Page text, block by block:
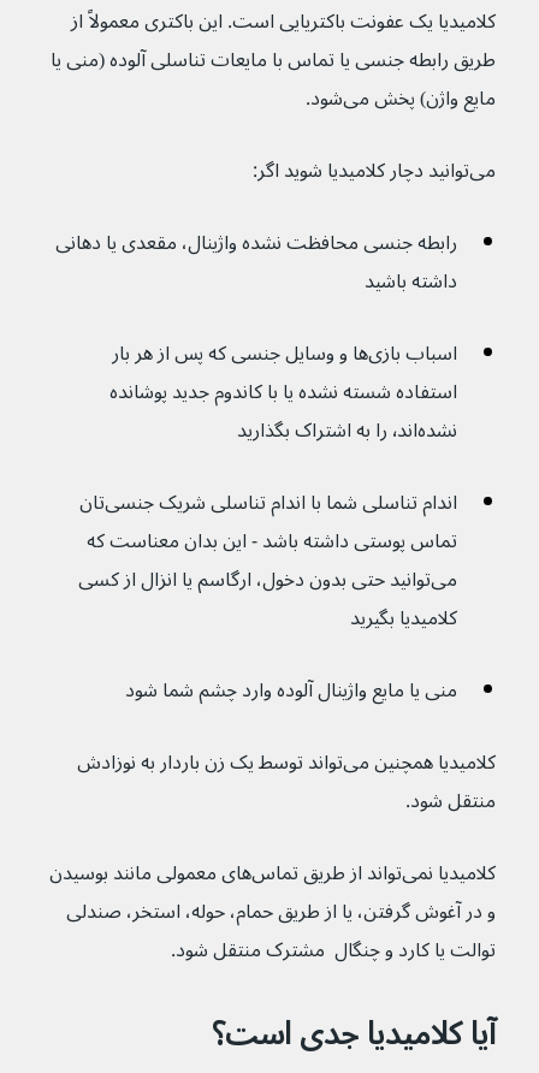
کلامیدیا یک عفونت باکتریایی است. این باکتری معمولاً از
طریق رابطه جنسی یا تماس با مایعات تناسلی آلوده (منی یا
مایع واژن) پخش می‌شود.
می‌توانید دچار کلامیدیا شوید اگر:
رابطه جنسی محافظت نشده واژینال، مقعدی یا دهانی
داشته باشید
اسباب بازی‌ها و وسایل جنسی که پس از هر بار
استفاده شسته نشده یا با کاندوم جدید پوشانده
نشده‌اند٬ را به اشتراک بگذارید
اندام تناسلی شما با اندام تناسلی شریک جنسی‌تان
تماس پوستی داشته باشد - این بدان معناست که
می‌توانید حتی بدون دخول، ارگاسم یا انزال از کسی
کلامیدیا بگیرید
منی یا مایع واژینال آلوده وارد چشم شما شود
کلامیدیا همچنین می‌تواند توسط یک زن باردار به نوزادش
منتقل شود.
کلامیدیا نمی‌تواند از طریق تماس‌های معمولی مانند بوسیدن
و در آغوش گرفتن، یا از طریق حمام، حوله، استخر، صندلی
توالت یا کارد و چنگال  مشترک منتقل شود.
آیا کلامیدیا جدی است؟